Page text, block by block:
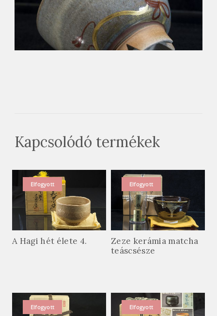
Kapcsolódó termékek
Elfogyott
A Hagi hét élete 4.
Elfogyott
Zeze kerámia matcha
teáscsésze
Elfogyott Elfogyott